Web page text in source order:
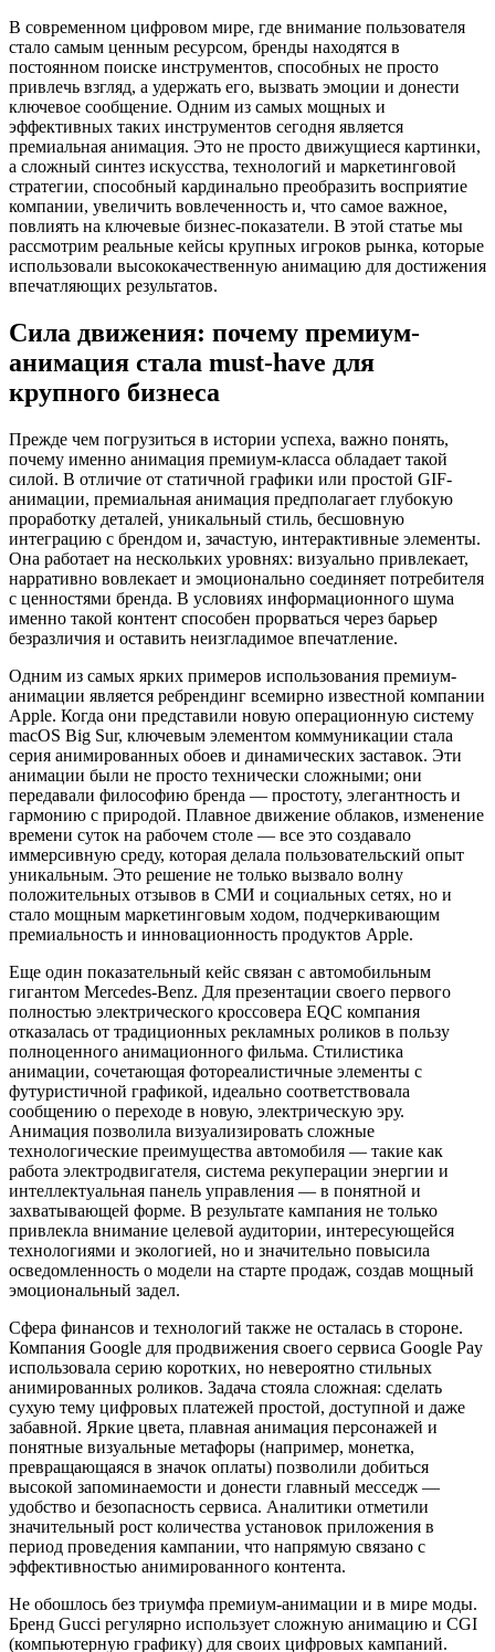
В современном цифровом мире, где внимание пользователя
стало самым ценным ресурсом, бренды находятся в
постоянном поиске инструментов, способных не просто
привлечь взгляд, а удержать его, вызвать эмоции и донести
ключевое сообщение. Одним из самых мощных и
эффективных таких инструментов сегодня является
премиальная анимация. Это не просто движущиеся картинки,
а сложный синтез искусства, технологий и маркетинговой
стратегии, способный кардинально преобразить восприятие
компании, увеличить вовлеченность и, что самое важное,
повлиять на ключевые бизнес-показатели. В этой статье мы
рассмотрим реальные кейсы крупных игроков рынка, которые
использовали высококачественную анимацию для достижения
впечатляющих результатов.
Сила движения: почему премиум-
анимация стала must-have для
крупного бизнеса
Прежде чем погрузиться в истории успеха, важно понять,
почему именно анимация премиум-класса обладает такой
силой. В отличие от статичной графики или простой GIF-
анимации, премиальная анимация предполагает глубокую
проработку деталей, уникальный стиль, бесшовную
интеграцию с брендом и, зачастую, интерактивные элементы.
Она работает на нескольких уровнях: визуально привлекает,
нарративно вовлекает и эмоционально соединяет потребителя
с ценностями бренда. В условиях информационного шума
именно такой контент способен прорваться через барьер
безразличия и оставить неизгладимое впечатление.
Одним из самых ярких примеров использования премиум-
анимации является ребрендинг всемирно известной компании
Apple. Когда они представили новую операционную систему
macOS Big Sur, ключевым элементом коммуникации стала
серия анимированных обоев и динамических заставок. Эти
анимации были не просто технически сложными; они
передавали философию бренда — простоту, элегантность и
гармонию с природой. Плавное движение облаков, изменение
времени суток на рабочем столе — все это создавало
иммерсивную среду, которая делала пользовательский опыт
уникальным. Это решение не только вызвало волну
положительных отзывов в СМИ и социальных сетях, но и
стало мощным маркетинговым ходом, подчеркивающим
премиальность и инновационность продуктов Apple.
Еще один показательный кейс связан с автомобильным
гигантом Mercedes-Benz. Для презентации своего первого
полностью электрического кроссовера EQC компания
отказалась от традиционных рекламных роликов в пользу
полноценного анимационного фильма. Стилистика
анимации, сочетающая фотореалистичные элементы с
футуристичной графикой, идеально соответствовала
сообщению о переходе в новую, электрическую эру.
Анимация позволила визуализировать сложные
технологические преимущества автомобиля — такие как
работа электродвигателя, система рекуперации энергии и
интеллектуальная панель управления — в понятной и
захватывающей форме. В результате кампания не только
привлекла внимание целевой аудитории, интересующейся
технологиями и экологией, но и значительно повысила
осведомленность о модели на старте продаж, создав мощный
эмоциональный задел.
Сфера финансов и технологий также не осталась в стороне.
Компания Google для продвижения своего сервиса Google Pay
использовала серию коротких, но невероятно стильных
анимированных роликов. Задача стояла сложная: сделать
сухую тему цифровых платежей простой, доступной и даже
забавной. Яркие цвета, плавная анимация персонажей и
понятные визуальные метафоры (например, монетка,
превращающаяся в значок оплаты) позволили добиться
высокой запоминаемости и донести главный месседж —
удобство и безопасность сервиса. Аналитики отметили
значительный рост количества установок приложения в
период проведения кампании, что напрямую связано с
эффективностью анимированного контента.
Не обошлось без триумфа премиум-анимации и в мире моды.
Бренд Gucci регулярно использует сложную анимацию и CGI
(компьютерную графику) для своих цифровых кампаний.